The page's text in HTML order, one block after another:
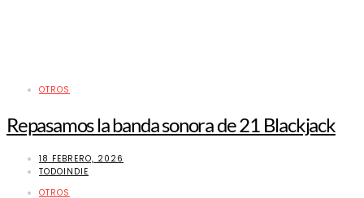
OTROS
Repasamos la banda sonora de 21 Blackjack
18 FEBRERO, 2026
TODOINDIE
OTROS